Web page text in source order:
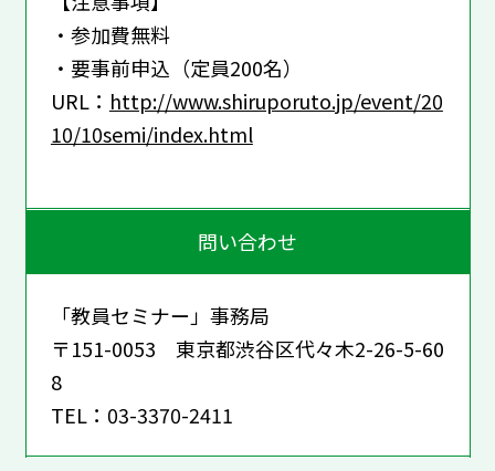
・参加費無料
・要事前申込（定員200名）
URL： http://www.shiruporuto.jp/event/20
10/10semi/index.html
問い合わせ
「教員セミナー」事務局
〒151-0053 東京都渋谷区代々木2-26-5-60
8
TEL：03-3370-2411